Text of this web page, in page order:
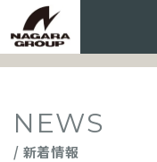
NEWS
/ 新着情報